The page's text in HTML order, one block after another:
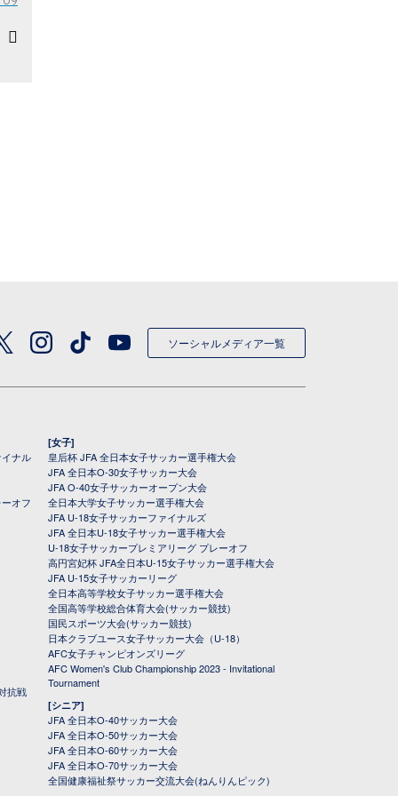
ソーシャルメディア一覧
ナル
オフ
抗戦
[女子]
皇后杯 JFA 全日本女子サッカー選手権大会
JFA 全日本O-30女子サッカー大会
JFA O-40女子サッカーオープン大会
全日本大学女子サッカー選手権大会
JFA U-18女子サッカーファイナルズ
JFA 全日本U-18女子サッカー選手権大会
U-18女子サッカープレミアリーグ プレーオフ
高円宮妃杯 JFA全日本U-15女子サッカー選手権大会
JFA U-15女子サッカーリーグ
全日本高等学校女子サッカー選手権大会
全国高等学校総合体育大会(サッカー競技)
国民スポーツ大会(サッカー競技)
日本クラブユース女子サッカー大会（U-18）
AFC女子チャンピオンズリーグ
AFC Women's Club Championship 2023 - Invitational
Tournament
[シニア]
JFA 全日本O-40サッカー大会
JFA 全日本O-50サッカー大会
JFA 全日本O-60サッカー大会
JFA 全日本O-70サッカー大会
全国健康福祉祭サッカー交流大会(ねんりんピック)